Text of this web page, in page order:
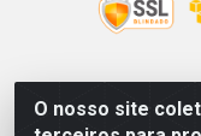
O nosso site
Zein Importação e